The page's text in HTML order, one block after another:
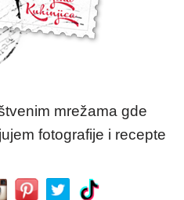
mrežama gde
fotografije i recepte